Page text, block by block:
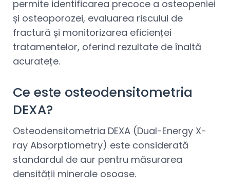
permite identificarea precoce a osteopeniei
și osteoporozei, evaluarea riscului de
fractură și monitorizarea eficienței
tratamentelor, oferind rezultate de înaltă
acuratețe.
Ce este osteodensitometria
DEXA?
Osteodensitometria DEXA (Dual-Energy X-
ray Absorptiometry) este considerată
standardul de aur pentru măsurarea
densității minerale osoase.